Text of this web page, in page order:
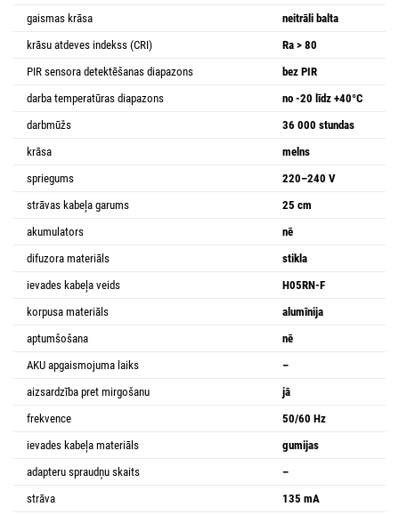
gaismas krāsa
neitrāli balta
krāsu atdeves indekss (CRI)
Ra > 80
PIR sensora detektēšanas diapazons
bez PIR
darba temperatūras diapazons
no -20 līdz +40°C
darbmūžs
36 000 stundas
krāsa
melns
spriegums
220–240 V
strāvas kabeļa garums
25 cm
akumulators
nē
difuzora materiāls
stikla
ievades kabeļa veids
H05RN-F
korpusa materiāls
alumīnija
aptumšošana
nē
AKU apgaismojuma laiks
–
aizsardzība pret mirgošanu
jā
frekvence
50/60 Hz
ievades kabeļa materiāls
gumijas
adapteru spraudņu skaits
–
strāva
135 mA